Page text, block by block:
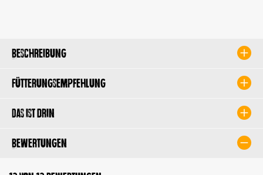
Beschreibung
Fütterungsempfehlung
Das ist drin
Bewertungen